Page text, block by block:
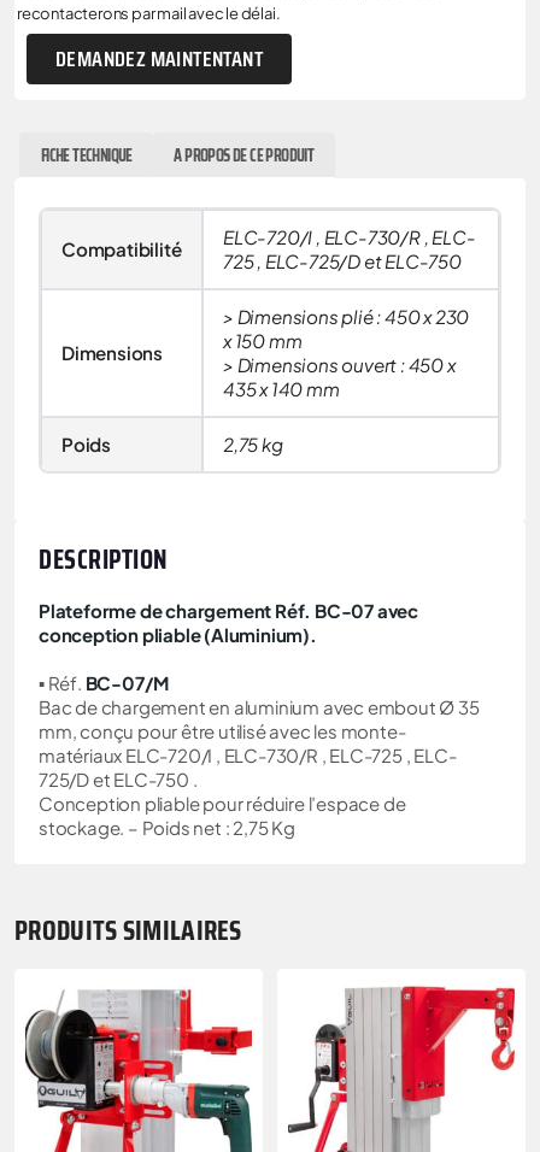
recontacterons par mail avec le délai.
DEMANDEZ MAINTENTANT
FICHE TECHNIQUE A PROPOS DE CE PRODUIT
Compatibilité
ELC-720/I , ELC-730/R , ELC-
725 , ELC-725/D et ELC-750
Dimensions
> Dimensions plié : 450 x 230
x 150 mm
> Dimensions ouvert : 450 x
435 x 140 mm
Poids 2,75 kg
DESCRIPTION
Plateforme de chargement Réf. BC-07 avec
conception pliable (Aluminium).
▪ Réf. BC-07/M
Bac de chargement en aluminium avec embout Ø 35
mm, conçu pour être utilisé avec les monte-
matériaux ELC-720/I , ELC-730/R , ELC-725 , ELC-
725/D et ELC-750 .
Conception pliable pour réduire l’espace de
stockage. – Poids net : 2,75 Kg
PRODUITS SIMILAIRES